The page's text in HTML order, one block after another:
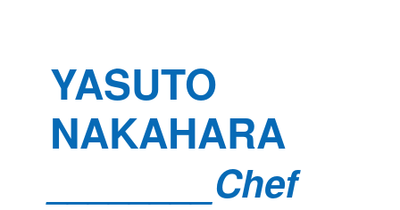
YASUTO
NAKAHARA
________Chef